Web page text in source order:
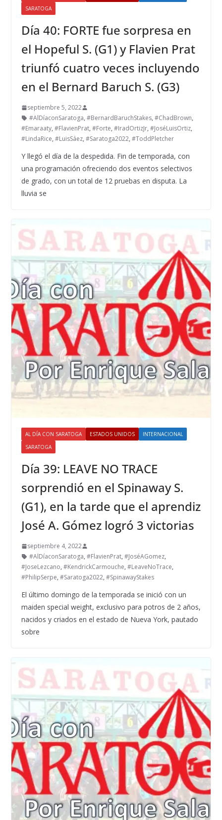
SARATOGA
Día 40: FORTE fue sorpresa en
el Hopeful S. (G1) y Flavien Prat
triunfó cuatro veces incluyendo
en el Bernard Baruch S. (G3)
septiembre 5, 2022
#AlDíaconSaratoga, #BernardBaruchStakes, #ChadBrown,
#Emaraaty, #FlavienPrat, #Forte, #IradOrtizJr, #JoséLuisOrtiz,
#LindaRice, #LuisSáez, #Saratoga2022, #ToddPletcher
Y llegó el día de la despedida. Fin de temporada, con
una programación ofreciendo dos eventos selectivos
de grado, con un total de 12 pruebas en disputa. La
lluvia se
AL DÍA CON SARATOGA ESTADOS UNIDOS
INTERNACIONAL
SARATOGA
Día 39: LEAVE NO TRACE
sorprendió en el Spinaway S.
(G1), en la tarde que el aprendiz
José A. Gómez logró 3 victorias
septiembre 4, 2022
#AlDíaconSaratoga, #FlavienPrat, #JoséAGomez,
#JoseLezcano, #KendrickCarmouche, #LeaveNoTrace,
#PhilipSerpe, #Saratoga2022, #SpinawayStakes
El último domingo de la temporada se inició con un
maiden special weight, exclusivo para potros de 2 años,
nacidos y criados en el estado de Nueva York, pautado
sobre